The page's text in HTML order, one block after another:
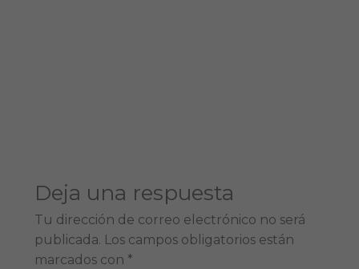
Deja una respuesta
Tu dirección de correo electrónico no será
publicada. Los campos obligatorios están
marcados con *